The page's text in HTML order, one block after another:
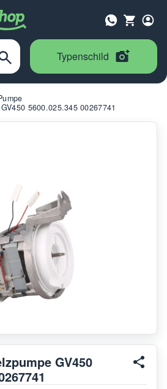
Typenschild
5600.025.345 00267741
GV450